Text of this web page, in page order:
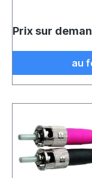
Prix sur
au